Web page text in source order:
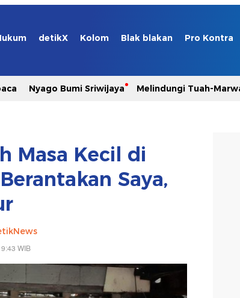
detikX Kolom Blak blakan Pro Kontra
Nyago Bumi Sriwijaya Melindungi Tuah-
Masa Kecil di
Saya,
WIB